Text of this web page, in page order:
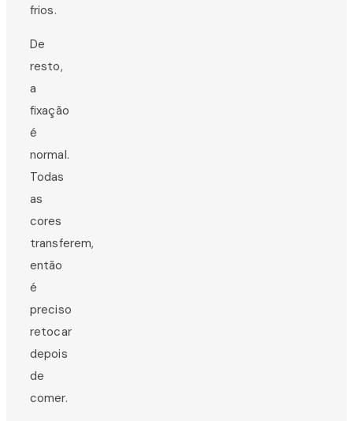
frios.
De
resto,
a
fixação
é
normal.
Todas
as
cores
transferem,
então
é
preciso
retocar
depois
de
comer.